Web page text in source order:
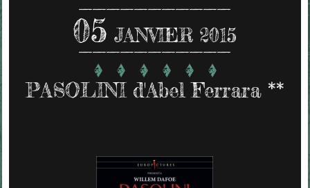
05 JANVIER 2015
PASOLINI d'Abel Ferrara **